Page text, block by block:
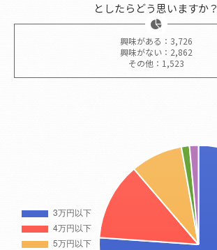
としたらどう思いますか？
興味がある：3,726
興味がない：2,862
その他：1,523